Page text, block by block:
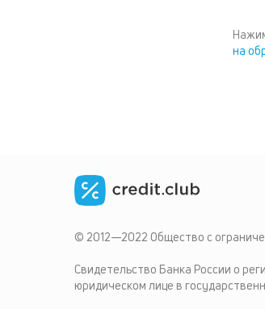
на
© 2012—2022 Общество с
Свидетельство Банка России о
юридическом лице в